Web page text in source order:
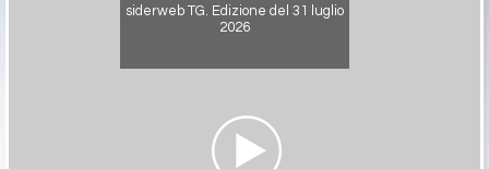
siderweb TG. Edizione del 31 luglio
2026